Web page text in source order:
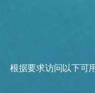
根据要求访问以下可